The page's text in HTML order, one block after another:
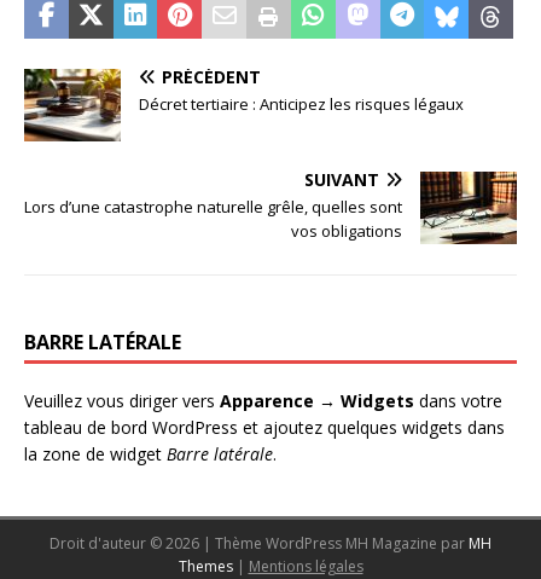
PRÉCÉDENT
Décret tertiaire : Anticipez les risques légaux
SUIVANT
Lors d’une catastrophe naturelle grêle, quelles sont
vos obligations
BARRE LATÉRALE
Veuillez vous diriger vers Apparence → Widgets dans votre
tableau de bord WordPress et ajoutez quelques widgets dans
la zone de widget Barre latérale.
Droit d'auteur © 2026 | Thème WordPress MH Magazine par MH
Themes | Mentions légales